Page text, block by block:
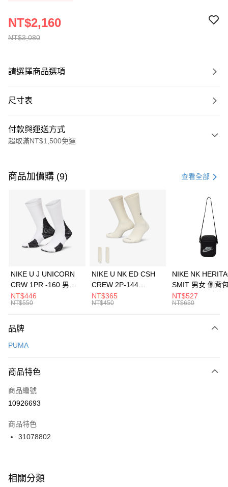
NT$3,080
NT$2,160
請選擇商品選項
尺寸表
付款與運送方式
超取滿NT$1,500免運
信用卡一次付款
3 期 0 利率 每期 21家銀行
合作金庫商業銀行
第一商業銀行
華南商業銀行
彰化商業銀行
上海商業儲蓄銀行
元大商業銀行
台灣樂天信用卡公司
Apple Pay
全盈+PAY
AFTEE先享後付
【關於「AFTEE先享後付」】
便利好安心！
３．安心：先確認商品／服務後，再付款。
【「AFTEE先享後付」結帳流程】
１．於結帳方式選擇「AFTEE先享後付」後，將跳轉至「AFTEE先享後付」
２．訂單成立數日內，您將收到繳費通知簡訊。
３．收到繳費通知簡訊後14天內，點擊此簡訊中的連結，可透過四大超商／
ATM／網路銀行／等多元方式進行付款，方視為交易完成。
※ 交易是否成功請以「AFTEE先享後付 」之結帳頁面顯示為準，若有關於
是否繳費成功／繳費後需取消欲退款等相關疑問，請聯繫「AFTEE先享後付
運送方式
每筆NT$100，滿NT$1,500(含以上)免運費
宅配
每筆NT$100，滿NT$1,500(含以上)免運費
商品加價購 (9) 查看全部
NIKE U J UNICORN
CRW 1PR -160 男女
中統襪 FZ3393100
NT$446
NT$550
NIKE U NK ED CSH
CREW 2P-144
EMBRDY 男女 短統襪
FZ3073133
NT$365
NT$450
NIKE NK
SMIT 男女 側背
BA5871010
NT$527
NT$650
品牌
PUMA
商品特色
商品編號
10926693
商品特色
31078802
相關分類